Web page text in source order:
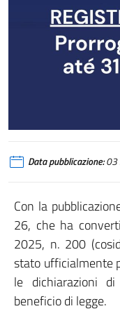
Data pubblicazione:03
Con la
26, che ha
2025, n. 200
stato ufficialmente
le dichiarazioni
beneficio di legge.